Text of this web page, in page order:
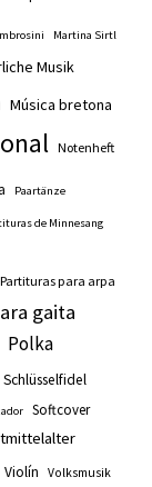
Martina Sirtl
Musik
Música bretona
Notenheft
Paartänze
de Minnesang
Partituras para arpa
gaita
Polka
Schlüsselfidel
Softcover
Violín Volksmusik